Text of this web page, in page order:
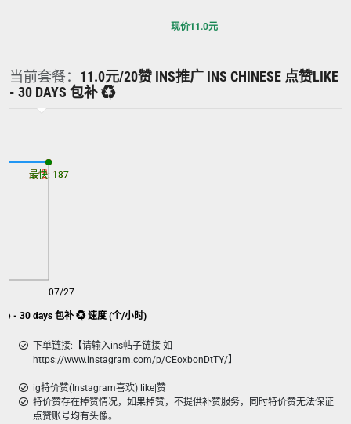
现价11.0元
当前套餐： 11.0元/20赞 INS推广 INS CHINESE 点赞LIKE
- 30 DAYS 包补 ♻️
- 30 days 包补 ♻️ 速度 (个/小时)
07/27
最慢: 187
最快: 187
下单链接:【请输入ins帖子链接 如
https://www.instagram.com/p/CEoxbonDtTY/】
ig特价赞(Instagram喜欢)|like|赞
特价赞存在掉赞情况，如果掉赞，不提供补赞服务，同时特价赞无法保证
点赞账号均有头像。